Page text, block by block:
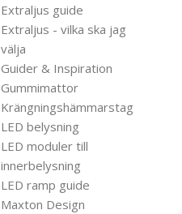
Extraljus guide
Extraljus - vilka ska jag
välja
Guider & Inspiration
Gummimattor
Krängningshämmarstag
LED belysning
LED moduler till
innerbelysning
LED ramp guide
Maxton Design